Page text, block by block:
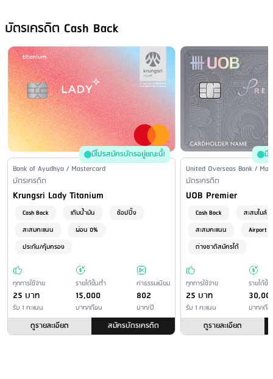
นี่ 20 บาท/รายการ เขตต่างจังหวัด - ที่ทำการไปรษณีย์ 10 บาท/รายการ
(ต่อยอดชำระทุก 50,000 บาท) - เคาเตอร์เซอร์วิส 20 บาท/รายการ (รับ
ชำระยอดเฉพาะเงินสดไม่เกิน 30,000 บาท/ครั้ง) - โลตัส 10 บาท/รายการ
- เอ็มเปย์ สเตชั่น 15 บาท/รายการ - ทรู มันนี่ 20 บาท/รายการ
ชำระผ่านระบบโทรศัพท์อัตโนมัติ : ไม่มีบริการ
ชำระโดยเช็คหรือธนาณัติทางไปรษณีย์
: ไม่มีค่าธรรมเนี่ยม
บัตรเครดิต Cash Back
มีโปรสมัครบัตรอยู่ขณะนี้!
Issuer Name / Credit Card Type
Bank of Ayudhya / Mastercard
Financial Product Type
บัตรเครดิต
Credit Card Name
Krungsri Lady Titanium
Cash Back เติมน้ำมัน
ช้อปปิ้ง
สะสมคะแนน
ผ่อน 0%
ประกัน/คุ้มครอง
ทุกการใช้จ่าย
25 บาท
รับ 1 คะแนน
รายได้ขั้นต่ำ
15,000
บาท/เดือน
ค่าธรรมเนียม
802
บาท/ปี
ดูรายละเอียด สมัครบัตรเครดิต
มี
Issuer Name / Credit
United Overseas Bank /
Financial Product Type
บัตรเครดิต
Credit Card Name
UOB Premier
Cash Back
สะสมไมล์
สะสมคะแนน
Airport
ต่างชาติสมัครได้
ทุกการใช้จ่าย
25 บาท
รับ 1 คะแนน
รายได้ขั้
บาท/เดื
ดูรายละเอียด